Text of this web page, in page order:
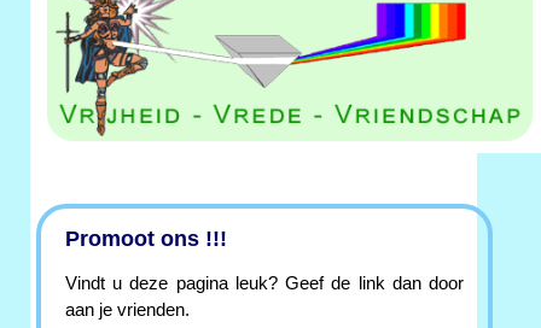
Promoot ons !!!
Vindt u deze pagina leuk? Geef de link dan door
aan je vrienden.